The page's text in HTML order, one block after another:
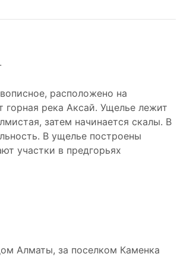
расположено на
река Аксай. Ущелье лежит
затем начинается скалы. В
В ущелье построены
участки в предгорьях
Алматы, за поселком Каменка